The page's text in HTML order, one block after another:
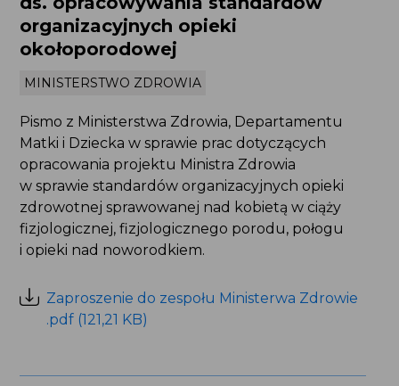
organizacyjnych opieki
okołoporodowej
MINISTERSTWO ZDROWIA
Pismo z Ministerstwa Zdrowia, Departamentu
Matki i Dziecka w sprawie prac dotyczących
opracowania projektu Ministra Zdrowia
w sprawie standardów organizacyjnych opieki
zdrowotnej sprawowanej nad kobietą w ciąży
fizjologicznej, fizjologicznego porodu, połogu
i opieki nad noworodkiem.
Zaproszenie do zespołu Ministerwa Zdrowie
.pdf (121,21 KB)